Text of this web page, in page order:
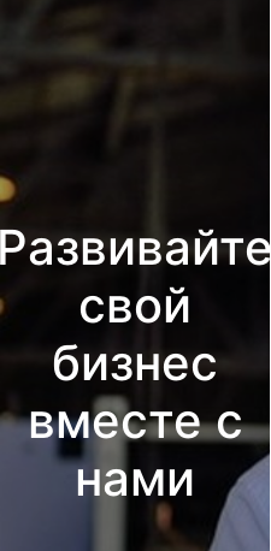
свой
бизнес
вместе с
нами